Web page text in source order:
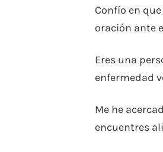
Confío en
oración ante
Eres una
enfermedad
Me he
encuentres